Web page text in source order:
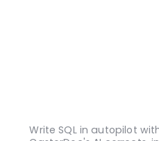
Write SQL in autopilot